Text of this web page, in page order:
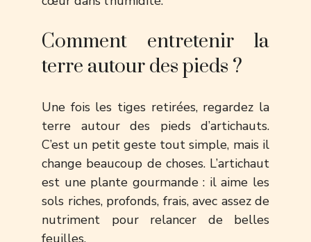
Comment entretenir la
terre autour des pieds ?
Une fois les tiges retirées, regardez la
terre autour des pieds d’artichauts.
C’est un petit geste tout simple, mais il
change beaucoup de choses. L’artichaut
est une plante gourmande : il aime les
sols riches, profonds, frais, avec assez de
nutriment pour relancer de belles
feuilles.